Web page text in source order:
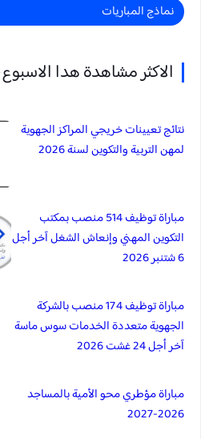
نماذج المباريات
الاكثر مشاهدة هدا الاسبوع
نتائج تعيينات خريجي المراكز الجهوية
لمهن التربية والتكوين لسنة 2026
مباراة توظيف 514 منصب بمكتب
التكوين المهني وإنعاش الشغل آخر أجل
6 شتنبر 2026
مباراة توظيف 174 منصب بالشركة
الجهوية متعددة الخدمات سوس ماسة
آخر أجل 24 غشت 2026
مباراة مؤطري محو الأمية بالمساجد
2026-2027